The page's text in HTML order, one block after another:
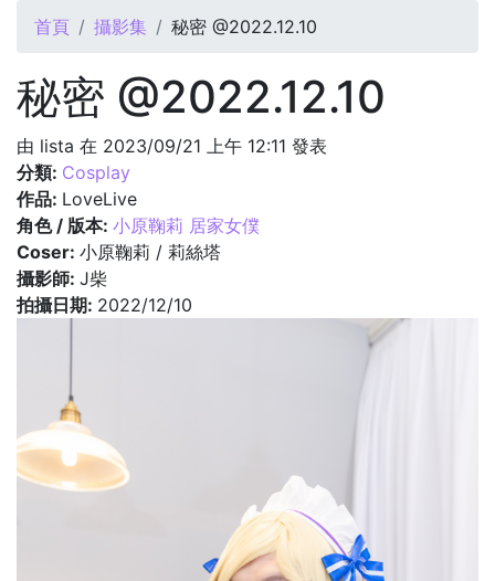
您在這裡
首頁 攝影集 秘密 @2022.12.10
秘密 @2022.12.10
由 lista 在 2023/09/21 上午 12:11 發表
分類: Cosplay
作品: LoveLive
角色 / 版本: 小原鞠莉 居家女僕
Coser: 小原鞠莉 / 莉絲塔
攝影師: J柴
拍攝日期: 2022/12/10